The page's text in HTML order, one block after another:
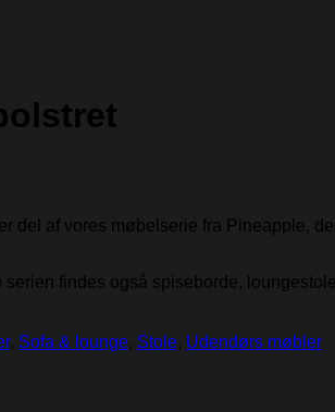
del af vores møbelserie fra Pineapple,
serien findes også spiseborde,
, Sofa & lounge, Stole, Udendørs møbler